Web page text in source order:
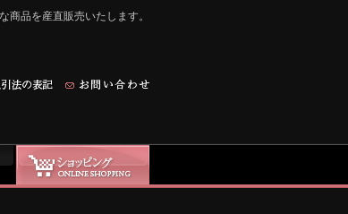
商品を産直販売いたします。